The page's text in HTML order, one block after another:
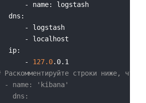
- name: logstash
dns:
- logstash
- localhost
ip:
-
127.0.0.1
Раскомментируйте строки ниже,
- name: 'kibana'
dns: